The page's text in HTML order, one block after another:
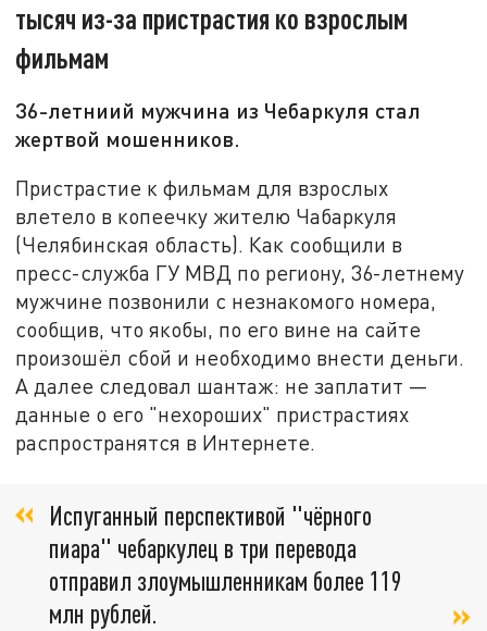
тысяч из-за пристрастия ко взрослым
фильмам
36-летниий мужчина из Чебаркуля стал
жертвой мошенников.
Пристрастие к фильмам для взрослых
влетело в копеечку жителю Чабаркуля
(Челябинская область). Как сообщили в
пресс-служба ГУ МВД по региону, 36-летнему
мужчине позвонили с незнакомого номера,
сообщив, что якобы, по его вине на сайте
произошёл сбой и необходимо внести деньги.
А далее следовал шантаж: не заплатит —
данные о его "нехороших" пристрастиях
распространятся в Интернете.
Испуганный перспективой "чёрного
пиара" чебаркулец в три перевода
отправил злоумышленникам более 119
млн рублей.